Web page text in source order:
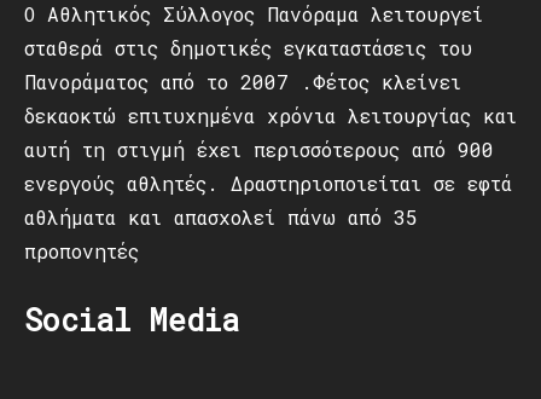
Ο Αθλητικός Σύλλογος Πανόραμα λειτουργεί
σταθερά στις δημοτικές εγκαταστάσεις του
Πανοράματος από το 2007 .Φέτος κλείνει
δεκαοκτώ επιτυχημένα χρόνια λειτουργίας και
αυτή τη στιγμή έχει περισσότερους από 900
ενεργούς αθλητές. Δραστηριοποιείται σε εφτά
αθλήματα και απασχολεί πάνω από 35
προπονητές
Social Media